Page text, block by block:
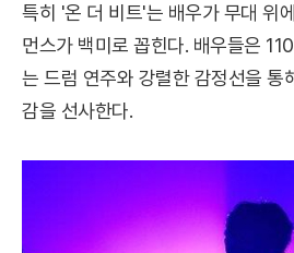
특히 '온 더 비트'는 배우가 무대 위
먼스가 백미로 꼽힌다. 배우들은
는 드럼 연주와 강렬한 감정선을 통
감을 선사한다.